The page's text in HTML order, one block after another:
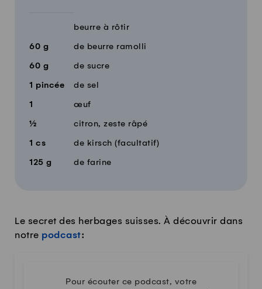
beurre à rôtir
60 g de beurre ramolli
60 g de sucre
1 pincée de sel
1 œuf
½ citron, zeste râpé
1 cs de kirsch (facultatif)
125 g de farine
Le secret des herbages suisses. À découvrir dans
notre podcast:
Pour écouter ce podcast, votre